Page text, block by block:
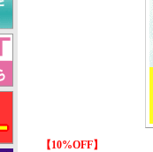
【10%OFF】